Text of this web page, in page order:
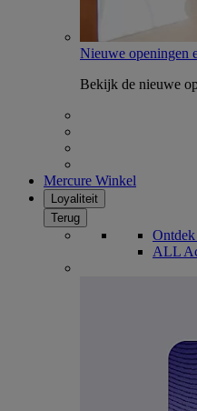
Nieuwe openingen
Bekijk de nieuwe
Mercure Winkel
Loyaliteit
Terug
ALL